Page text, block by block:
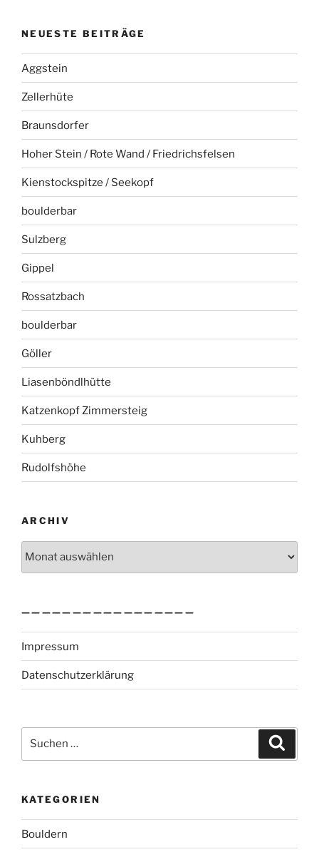
NEUESTE BEITRÄGE
Aggstein
Zellerhüte
Braunsdorfer
Hoher Stein / Rote Wand / Friedrichsfelsen
Kienstockspitze / Seekopf
boulderbar
Sulzberg
Gippel
Rossatzbach
boulderbar
Göller
Liasenböndlhütte
Katzenkopf Zimmersteig
Kuhberg
Rudolfshöhe
ARCHIV
—————————————————
Impressum
Datenschutzerklärung
nach:
KATEGORIEN
Bouldern